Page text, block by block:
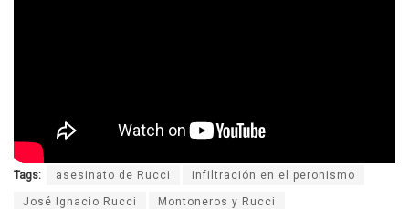
Tags: asesinato de Rucci infiltración en el peronismo
José Ignacio Rucci Montoneros y Rucci